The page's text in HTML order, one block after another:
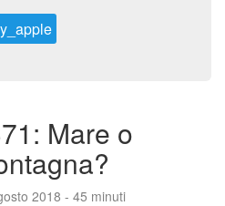
Mare o
2018 - 45 minuti